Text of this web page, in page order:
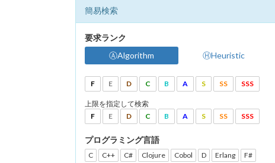
簡易検索
要求ランク
ⒶAlgorithm
ⒽHeuristic
F E D C B A S SS SSS
上限を指定して検索
F
E D C B A S SS SSS
プログラミング言語
C C++ C# Clojure Cobol D Erlang F#